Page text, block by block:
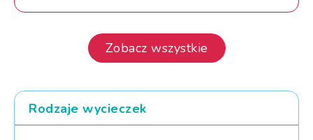
Zobacz wszystkie
Rodzaje wycieczek